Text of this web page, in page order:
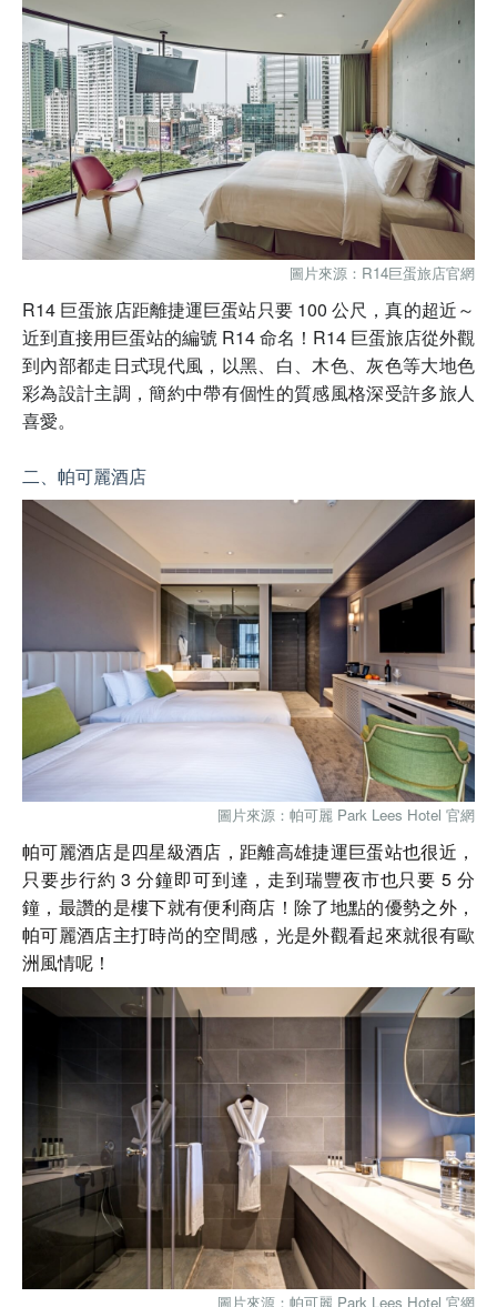
圖片來源：R14巨蛋旅店官網
R14 巨蛋旅店距離捷運巨蛋站只要 100 公尺，真的超近～
近到直接用巨蛋站的編號 R14 命名！R14 巨蛋旅店從外觀
到內部都走日式現代風，以黑、白、木色、灰色等大地色
彩為設計主調，簡約中帶有個性的質感風格深受許多旅人
喜愛。
二、帕可麗酒店
圖片來源：帕可麗 Park Lees Hotel 官網
帕可麗酒店是四星級酒店，距離高雄捷運巨蛋站也很近，
只要步行約 3 分鐘即可到達，走到瑞豐夜市也只要 5 分
鐘，最讚的是樓下就有便利商店！除了地點的優勢之外，
帕可麗酒店主打時尚的空間感，光是外觀看起來就很有歐
洲風情呢！
圖片來源：帕可麗 Park Lees Hotel 官網